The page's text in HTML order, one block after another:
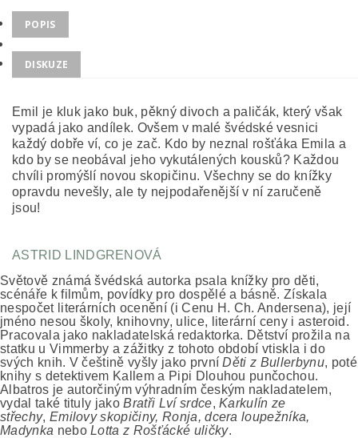
POPIS
DISKUZE
Emil je kluk jako buk, pěkný divoch a paličák, který však
vypadá jako andílek. Ovšem v malé švédské vesnici
každý dobře ví, co je zač. Kdo by neznal rošťáka Emila a
kdo by se neobával jeho vykutálených kousků? Každou
chvíli promýšlí novou skopičinu. Všechny se do knížky
opravdu nevešly, ale ty nejpodařenější v ní zaručeně
jsou!
ASTRID LINDGRENOVÁ
Světově známá švédská autorka psala knížky pro děti,
scénáře k filmům, povídky pro dospělé a básně. Získala
nespočet literárních ocenění (i Cenu H. Ch. Andersena), její
jméno nesou školy, knihovny, ulice, literární ceny i asteroid.
Pracovala jako nakladatelská redaktorka. Dětství prožila na
statku u Vimmerby a zážitky z tohoto období vtiskla i do
svých knih. V češtině vyšly jako prvníDěti z Bullerbynu, poté
knihy s detektivem Kallem a Pipi Dlouhou punčochou.
Albatros je autorčiným výhradním českým nakladatelem,
vydal také tituly jakoBratři Lví srdce,Karkulín ze
střechy, Emilovy skopičiny, Ronja, dcera loupežníka,
Madynka neboLotta z Rošťácké uličky.